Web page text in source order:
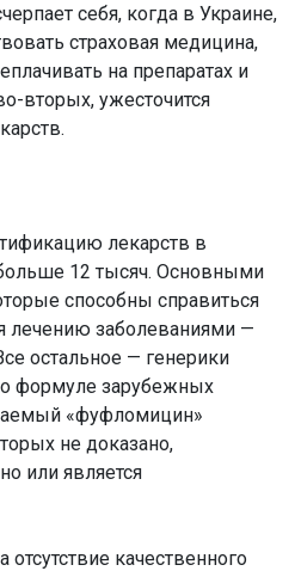
себя, когда в Украине,
страховая медицина,
на препаратах и
вторых, ужесточится
лекарств в
12 тысяч. Основными
способны справиться
заболеваниями —
остальное — генерики
формуле зарубежных
«фуфломицин»
не доказано,
или является
качественного